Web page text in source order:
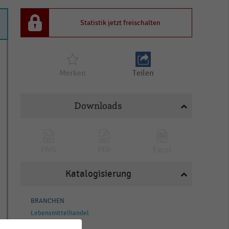
Statistik jetzt freischalten
Merken Teilen
Downloads
Katalogisierung
BRANCHEN
Lebensmittelhandel